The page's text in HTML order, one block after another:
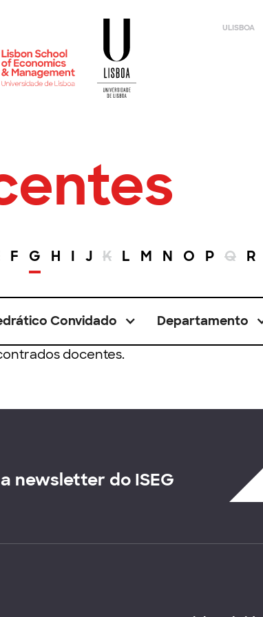
ULISBOA
F G H I J K L M N O P Q R
Convidado Departamento
docentes.
newsletter do ISEG